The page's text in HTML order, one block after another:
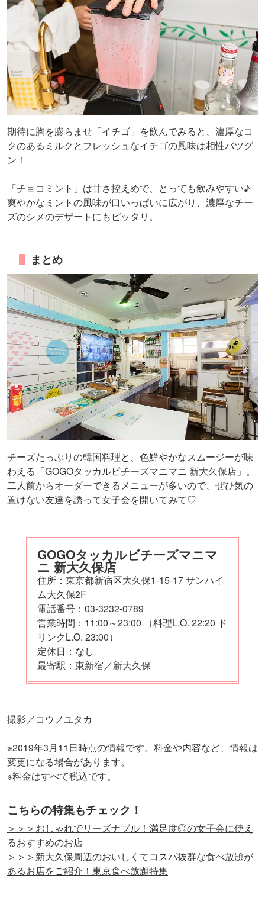
期待に胸を膨らませ「イチゴ」を飲んでみると、濃厚なコ
クのあるミルクとフレッシュなイチゴの風味は相性バツグ
ン！
「チョコミント」は甘さ控えめで、とっても飲みやすい♪
爽やかなミントの風味が口いっぱいに広がり、濃厚なチー
ズのシメのデザートにもピッタリ。
まとめ
チーズたっぷりの韓国料理と、色鮮やかなスムージーが味
わえる「GOGOタッカルビチーズマニマニ 新大久保店」。
二人前からオーダーできるメニューが多いので、ぜひ気の
置けない友達を誘って女子会を開いてみて♡
GOGOタッカルビチーズマニマ
ニ 新大久保店
住所：東京都新宿区大久保1-15-17 サンハイ
ム大久保2F
電話番号：03-3232-0789
営業時間：11:00～23:00 （料理L.O. 22:20 ド
リンクL.O. 23:00）
定休日：なし
最寄駅：東新宿／新大久保
撮影／コウノユタカ
※2019年3月11日時点の情報です。料金や内容など、情報は
変更になる場合があります。
※料金はすべて税込です。
こちらの特集もチェック！
＞＞＞おしゃれでリーズナブル！満足度◎の女子会に使え
るおすすめのお店
＞＞＞新大久保周辺のおいしくてコスパ抜群な食べ放題が
あるお店をご紹介！東京食べ放題特集